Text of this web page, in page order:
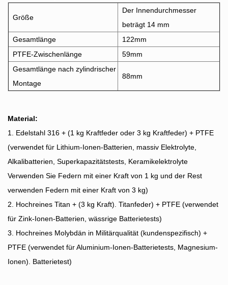
Größe
Der Innendurchmesser
beträgt 14 mm
Gesamtlänge
122mm
PTFE-Zwischenlänge
59mm
Gesamtlänge nach zylindrischer
Montage
88mm
Material:
1. Edelstahl 316 + (1 kg Kraftfeder oder 3 kg Kraftfeder) + PTFE
(verwendet für Lithium-Ionen-Batterien, massiv Elektrolyte,
Alkalibatterien, Superkapazitätstests, Keramikelektrolyte
Verwenden Sie Federn mit einer Kraft von 1 kg und der Rest
verwenden Federn mit einer Kraft von 3 kg)
2. Hochreines Titan + (3 kg Kraft). Titanfeder) + PTFE (verwendet
für Zink-Ionen-Batterien, wässrige Batterietests)
3. Hochreines Molybdän in Militärqualität (kundenspezifisch) +
PTFE (verwendet für Aluminium-Ionen-Batterietests, Magnesium-
Ionen). Batterietest)